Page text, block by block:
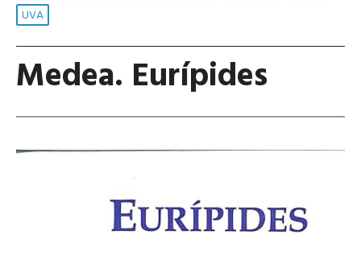
UVA
Medea. Eurípides